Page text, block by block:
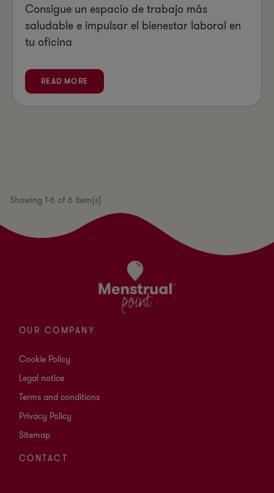
Consigue un espacio de trabajo más
saludable e impulsar el bienestar laboral en
tu oficina
READ MORE
Showing 1-6 of 6 item(s)
OUR COMPANY
Cookie Policy
Legal notice
Terms and conditions
Privacy Policy
Sitemap
CONTACT